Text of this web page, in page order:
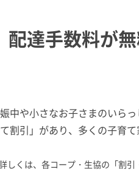
配達手数料が
中や小さなお子さまのいら
割引」があり、多くの子育
しくは、各コープ・生協の「割引